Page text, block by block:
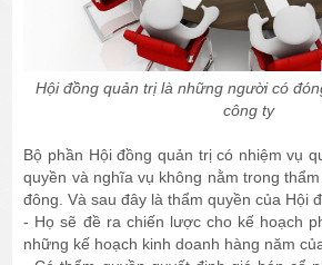
Hội đồng quản trị là những người có
công ty
Bộ phần Hội đồng quản trị có nhiệm vụ
quyền và nghĩa vụ không nằm trong
đông. Và sau đây là thẩm quyền của Hội
- Họ sẽ đề ra chiến lược cho kế hoạch
những kế hoạch kinh doanh hàng năm